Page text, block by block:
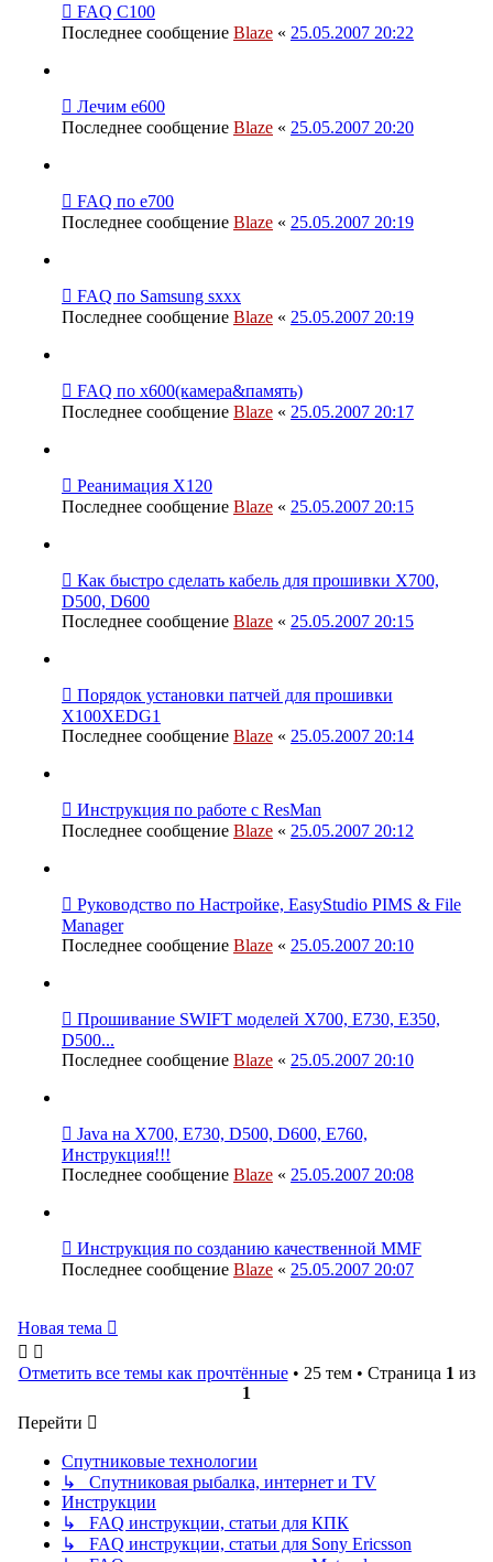
FAQ С100
Последнее сообщение Blaze « 25.05.2007 20:22
Лечим е600
Последнее сообщение Blaze « 25.05.2007 20:20
FAQ по е700
Последнее сообщение Blaze « 25.05.2007 20:19
FAQ по Samsung sxxx
Последнее сообщение Blaze « 25.05.2007 20:19
FAQ по х600(камера&память)
Последнее сообщение Blaze « 25.05.2007 20:17
Реанимация X120
Последнее сообщение Blaze « 25.05.2007 20:15
Как быстро сделать кабель для прошивки Х700,
D500, D600
Последнее сообщение Blaze « 25.05.2007 20:15
Порядок установки патчей для прошивки
X100XEDG1
Последнее сообщение Blaze « 25.05.2007 20:14
Инструкция по работе с ResMan
Последнее сообщение Blaze « 25.05.2007 20:12
Руководство по Настройке, EasyStudio PIMS & File
Manager
Последнее сообщение Blaze « 25.05.2007 20:10
Прошивание SWIFT моделей Х700, Е730, Е350,
D500...
Последнее сообщение Blaze « 25.05.2007 20:10
Java на X700, E730, D500, D600, E760,
Инструкция!!!
Последнее сообщение Blaze « 25.05.2007 20:08
Инструкция по созданию качественной MMF
Последнее сообщение Blaze « 25.05.2007 20:07
Новая тема
Отметить все темы как прочтённые• 25 тем • Страница 1 из
1
Перейти
Спутниковые технологии
↳ Спутниковая рыбалка, интернет и TV
Инструкции
↳ FAQ инструкции, статьи для КПК
↳ FAQ инструкции, статьи для Sony Ericsson